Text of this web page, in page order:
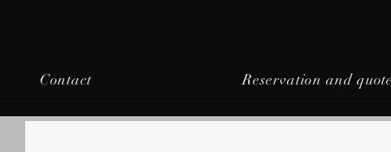
Contact Reservation and quote